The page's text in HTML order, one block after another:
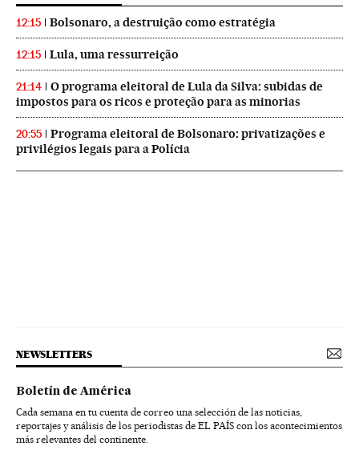
12:15 Bolsonaro, a destruição como estratégia
12:15 Lula, uma ressurreição
21:14
O programa eleitoral de Lula da Silva: subidas de
impostos para os ricos e proteção para as minorias
20:55
Programa eleitoral de Bolsonaro: privatizações e
privilégios legais para a Polícia
NEWSLETTERS
Boletín de América
Cada semana en tu cuenta de correo una selección de las noticias,
reportajes y análisis de los periodistas de EL PAÍS con los acontecimientos
más relevantes del continente.